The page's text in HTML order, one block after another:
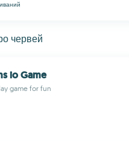
червей
io Game
game for fun